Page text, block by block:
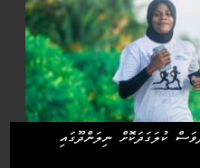
ދުވަސް ކުލަގަދަކޮށް ނިލަންދޫގައި